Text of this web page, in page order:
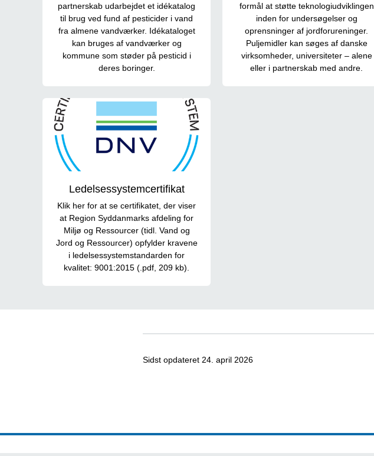
partnerskab udarbejdet et idékatalog
til brug ved fund af pesticider i vand
fra almene vandværker. Idékataloget
kan bruges af vandværker og
kommune som støder på pesticid i
deres boringer.
formål at støtte teknologiudviklingen
inden for undersøgelser og
oprensninger af jordforureninger.
Puljemidler kan søges af danske
virksomheder, universiteter – alene
eller i partnerskab med andre.
Ledelsessystemcertifikat
Klik her for at se certifikatet, der viser
at Region Syddanmarks afdeling for
Miljø og Ressourcer (tidl. Vand og
Jord og Ressourcer) opfylder kravene
i ledelsessystemstandarden for
kvalitet: 9001:2015 (.pdf, 209 kb).
Sidst opdateret 24. april 2026